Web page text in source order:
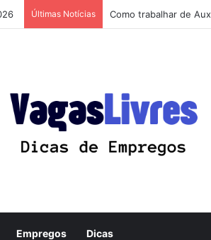
Últimas Notícias Como trabalhar de
Empregos Dicas